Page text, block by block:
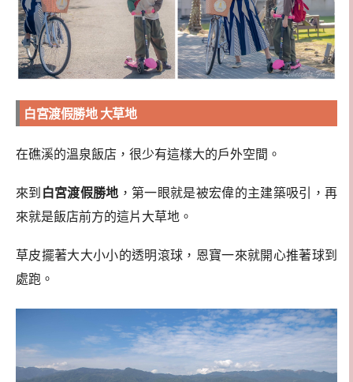
白宮渡假勝地 大草地
在礁溪的溫泉飯店，很少有這樣大的戶外空間。
來到 白宮渡假勝地 ，第一眼就是被宏偉的主建築吸引，再
來就是飯店前方的這片大草地。
草皮擺著大大小小的透明滾球，恩寶一來就開心推著球到
處跑。